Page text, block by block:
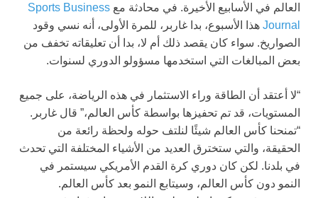
العالم في الأسابيع الأخيرة. في محادثة مع Sports Business
Journal هذا الأسبوع، بدا غاربر، للمرة الأولى، أنه نسي وقود
الصواريخ. سواء كان يقصد ذلك أم لا، بدا أن تعليقاته تخفف من
بعض المبالغات التي استخدمها مسؤولو الدوري لسنوات.
“لا أعتقد أن الطاقة وراء الاستثمار في هذه الرياضة، على جميع
المستويات، قد تم تحفيزها بواسطة كأس العالم،” قال غاربر.
“تمنحنا كأس العالم شيئًا لنلتف حوله ولحظة رائعة من
الحقيقة، والتي ستخترق العديد من الأشياء المختلفة التي تحدث
في بلدنا. لكن كان دوري كرة القدم الأمريكي سيستمر في
النمو دون كأس العالم، وسيتابع النمو بعد كأس العالم.